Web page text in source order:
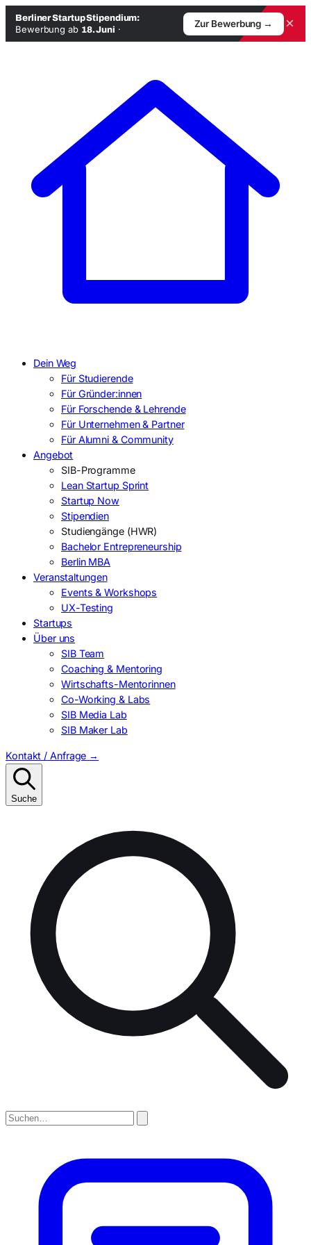
Berliner Startup Stipendium:
Bewerbung ab 18. Juni ·
Zur Bewerbung → ×
Dein Weg
Für Studierende
Für Gründer:innen
Für Forschende & Lehrende
Für Unternehmen & Partner
Für Alumni & Community
Angebot
SIB-Programme
Lean Startup Sprint
Startup Now
Stipendien
Studiengänge (HWR)
Bachelor Entrepreneurship
Berlin MBA
Veranstaltungen
Events & Workshops
UX-Testing
Startups
Über uns
SIB Team
Coaching & Mentoring
Wirtschafts-Mentorinnen
Co-Working & Labs
SIB Media Lab
SIB Maker Lab
Kontakt / Anfrage →
Suche